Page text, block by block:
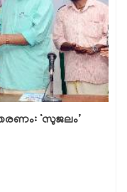
‘സുജലം’